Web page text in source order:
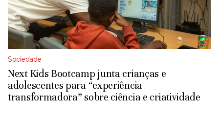
Sociedade
Next Kids Bootcamp junta crianças e
adolescentes para “experiência
transformadora” sobre ciência e criatividade